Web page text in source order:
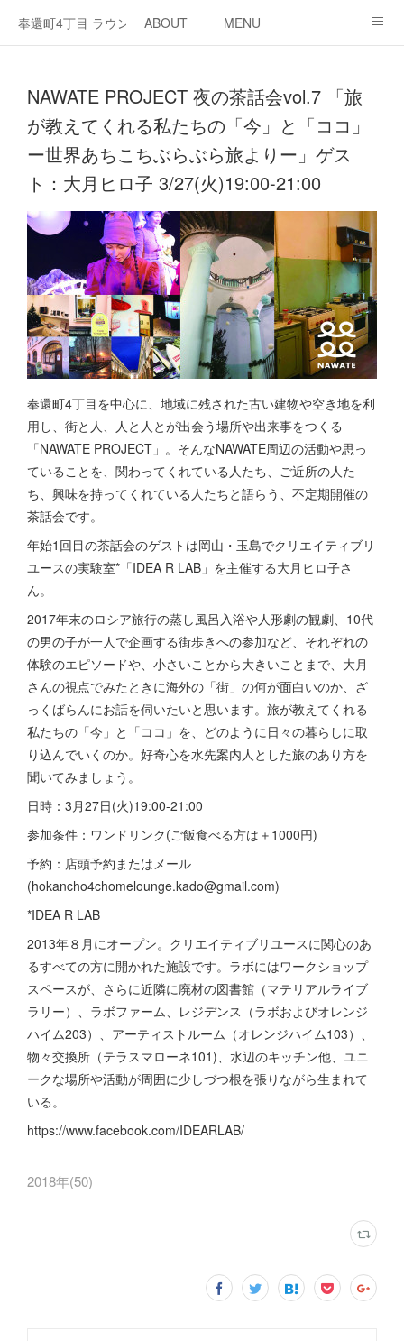
奉還町4丁目 ラウンジ・カド
ABOUT MENU
NAWATE PROJECT 夜の茶話会vol.7 「旅
が教えてくれる私たちの「今」と「ココ」
ー世界あちこちぶらぶら旅よりー」ゲス
ト：大月ヒロ子 3/27(火)19:00-21:00
奉還町4丁目を中心に、地域に残された古い建物や空き地を利
用し、街と人、人と人とが出会う場所や出来事をつくる
「NAWATE PROJECT」。そんなNAWATE周辺の活動や思っ
ていることを、関わってくれている人たち、ご近所の人た
ち、興味を持ってくれている人たちと語らう、不定期開催の
茶話会です。
年始1回目の茶話会のゲストは岡山・玉島でクリエイティブリ
ユースの実験室*「IDEA R LAB」を主催する大月ヒロ子さ
ん。
2017年末のロシア旅行の蒸し風呂入浴や人形劇の観劇、10代
の男の子が一人で企画する街歩きへの参加など、それぞれの
体験のエピソードや、小さいことから大きいことまで、大月
さんの視点でみたときに海外の「街」の何が面白いのか、ざ
っくばらんにお話を伺いたいと思います。旅が教えてくれる
私たちの「今」と「ココ」を、どのように日々の暮らしに取
り込んでいくのか。好奇心を水先案内人とした旅のあり方を
聞いてみましょう。
日時：3月27日(火)19:00-21:00
参加条件：ワンドリンク(ご飯食べる方は＋1000円)
予約：店頭予約またはメール
(hokancho4chomelounge.kado@gmail.com)
*IDEA R LAB
2013年８月にオープン。クリエイティブリユースに関心のあ
るすべての方に開かれた施設です。ラボにはワークショップ
スペースが、さらに近隣に廃材の図書館（マテリアルライブ
ラリー）、ラボファーム、レジデンス（ラボおよびオレンジ
ハイム203）、アーティストルーム（オレンジハイム103）、
物々交換所（テラスマローネ101)、水辺のキッチン他、ユニ
ークな場所や活動が周囲に少しづつ根を張りながら生まれて
いる。
https://www.facebook.com/IDEARLAB/
2018年(50)